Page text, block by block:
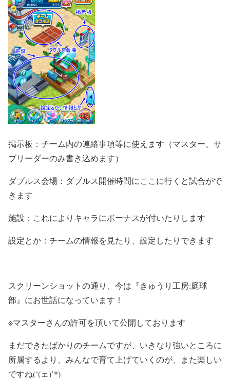
掲示板：チーム内の連絡事項等に使えます（マスター、サ
ブリーダーのみ書き込めます）
ダブルス会場：ダブルス開催時間にここに行くと試合がで
きます
施設：これによりキャラにボーナスが付いたりします
設定とか：チームの情報を見たり、設定したりできます
スクリーンショットの通り、今は『きゅうり工房:庭球
部』にお世話になっています！
※マスターさんの許可を頂いて公開しております
まだできたばかりのチームですが、いきなり強いところに
所属するより、みんなで育て上げていくのが、また楽しい
ですね(‘(ェ)’*)